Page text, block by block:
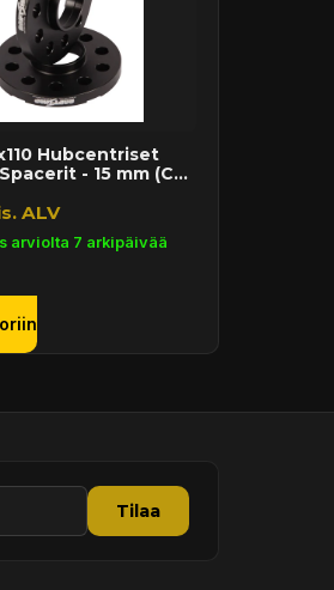
Hubcentriset
- 15 mm (CB
ALV
arviolta 7 arkipäivää
Tilaa